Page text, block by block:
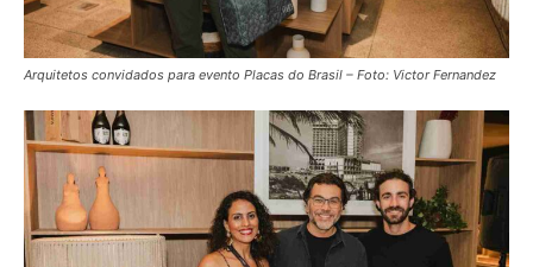
Arquitetos convidados para evento Placas do Brasil – Foto: Victor Fernandez